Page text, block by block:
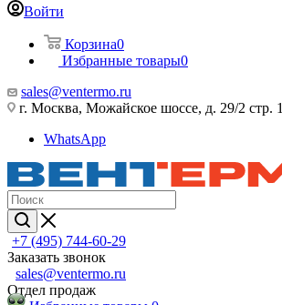
Войти
Корзина0
Избранные товары0
sales@ventermo.ru
г. Москва, Можайское шоссе, д. 29/2 стр. 1
WhatsApp
+7 (495) 744-60-29
Заказать звонок
sales@ventermo.ru
Отдел продаж